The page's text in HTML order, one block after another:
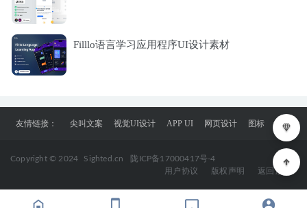
Filllo语言学习应用程序UI设计素材
友情链接： 尖叫文案 视觉UI设计 APP UI 网页设计 图标
Copyright © 2024 Sighted.cn
陇ICP备17000417号-4
用户协议
版权声明 返回顶部